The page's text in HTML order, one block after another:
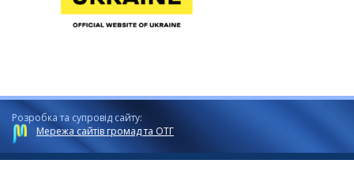
Розробка та супровід сайту:
Мережа сайтів громад та ОТГ